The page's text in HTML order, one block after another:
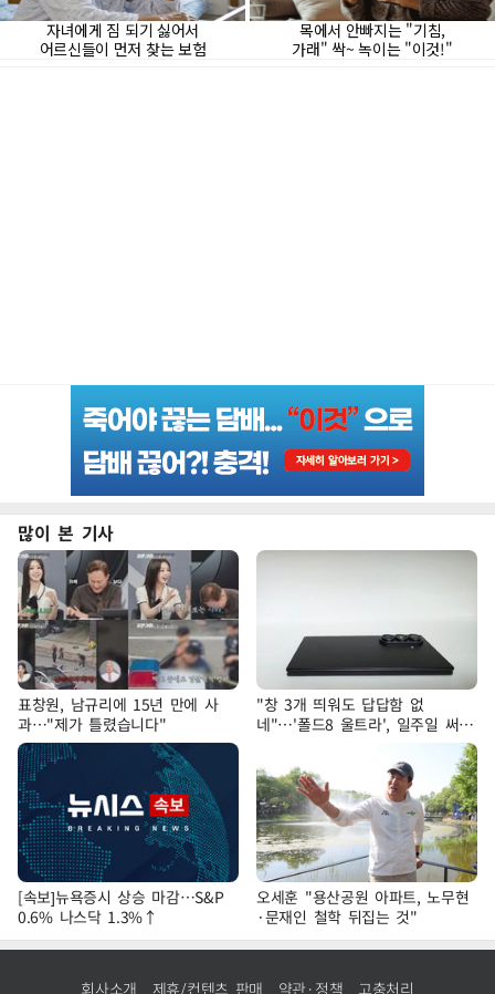
많이 본 기사
표창원, 남규리에 15년 만에 사
과…"제가 틀렸습니다"
"창 3개 띄워도 답답함 없
네"…'폴드8 울트라', 일주일 써보
[속보]뉴욕증시 상승 마감…S&P
0.6% 나스닥 1.3%↑
오세훈 "용산공원 아파트, 노무현
·문재인 철학 뒤집는 것"
회사소개 제휴/컨텐츠 판매 약관·정책 고충처리